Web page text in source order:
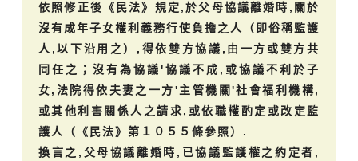
依照修正後《民法》規定,於父母協議離婚時,關於
沒有成年子女權利義務行使負擔之人（即俗稱監護
人,以下沿用之）,得依雙方協議,由一方或雙方共
同任之；沒有為協議'協議不成,或協議不利於子
女,法院得依夫妻之一方'主管機關'社會福利機構,
或其他利害關係人之請求,或依職權酌定或改定監
護人（《民法》第１０５５條參照）.
換言之,父母協議離婚時,已協議監護權之約定者,